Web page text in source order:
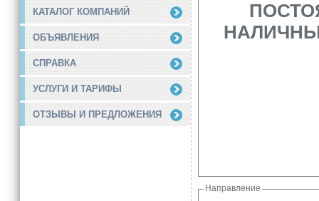
КАТАЛОГ КОМПАНИЙ
ОБЪЯВЛЕНИЯ
СПРАВКА
УСЛУГИ И ТАРИФЫ
ОТЗЫВЫ И ПРЕДЛОЖЕНИЯ
Направление